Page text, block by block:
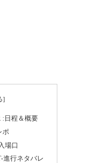
:日程＆概要
ポ
場口
進行ネタバレ